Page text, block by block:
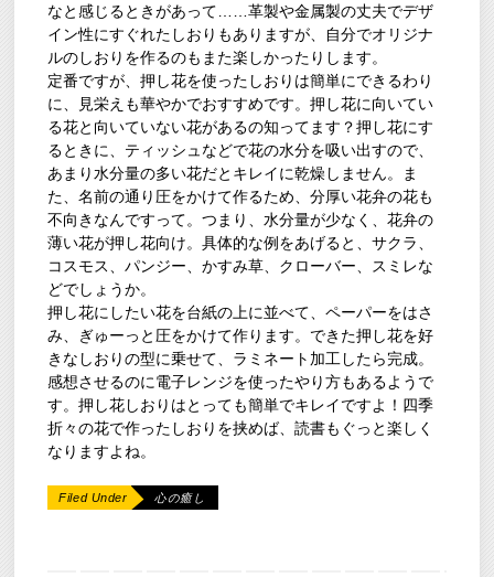
なと感じるときがあって……革製や金属製の丈夫でデザ
イン性にすぐれたしおりもありますが、自分でオリジナ
ルのしおりを作るのもまた楽しかったりします。
定番ですが、押し花を使ったしおりは簡単にできるわり
に、見栄えも華やかでおすすめです。押し花に向いてい
る花と向いていない花があるの知ってます？押し花にす
るときに、ティッシュなどで花の水分を吸い出すので、
あまり水分量の多い花だとキレイに乾燥しません。ま
た、名前の通り圧をかけて作るため、分厚い花弁の花も
不向きなんですって。つまり、水分量が少なく、花弁の
薄い花が押し花向け。具体的な例をあげると、サクラ、
コスモス、パンジー、かすみ草、クローバー、スミレな
どでしょうか。
押し花にしたい花を台紙の上に並べて、ペーパーをはさ
み、ぎゅーっと圧をかけて作ります。できた押し花を好
きなしおりの型に乗せて、ラミネート加工したら完成。
感想させるのに電子レンジを使ったやり方もあるようで
す。押し花しおりはとっても簡単でキレイですよ！四季
折々の花で作ったしおりを挟めば、読書もぐっと楽しく
なりますよね。
Filed Under 心の癒し